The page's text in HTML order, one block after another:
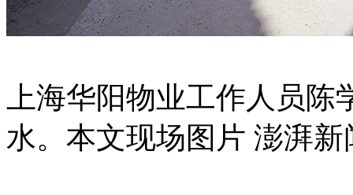
上海华阳物业工作人员
水。本文现场图片 澎湃